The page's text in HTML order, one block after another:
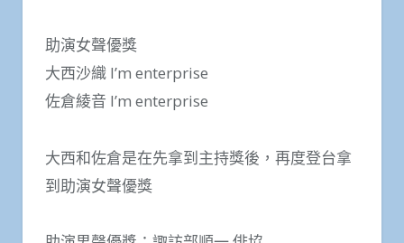
助演女聲優獎
大西沙織 I’m enterprise
佐倉綾音 I’m enterprise
大西和佐倉是在先拿到主持獎後，再度登台拿
到助演女聲優獎